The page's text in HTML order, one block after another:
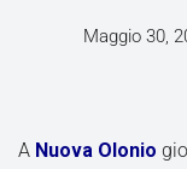
Maggio 30,
A Nuova Olonio